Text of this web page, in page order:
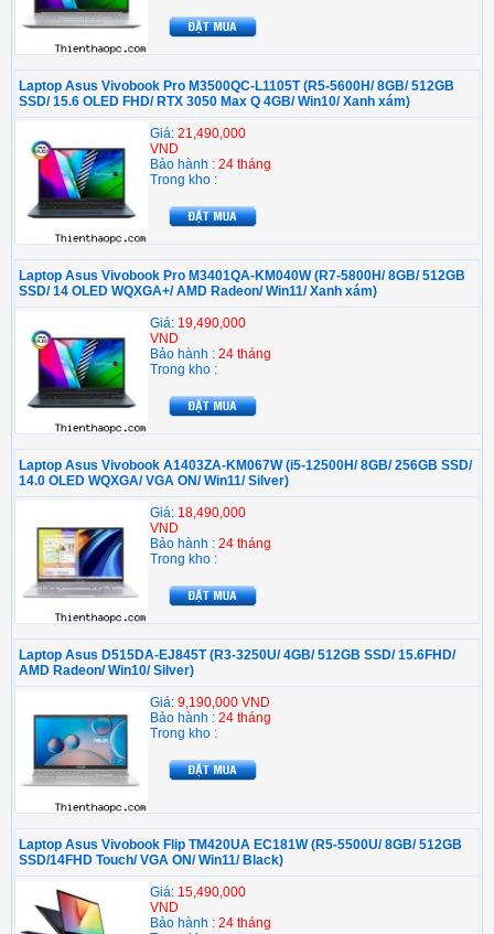
Laptop Asus Vivobook Pro M3500QC-L1105T (R5-5600H/ 8GB/ 512GB
SSD/ 15.6 OLED FHD/ RTX 3050 Max Q 4GB/ Win10/ Xanh xám)
Giá: 21,490,000
VND
Bảo hành : 24 tháng
Trong kho :
Laptop Asus Vivobook Pro M3401QA-KM040W (R7-5800H/ 8GB/ 512GB
SSD/ 14 OLED WQXGA+/ AMD Radeon/ Win11/ Xanh xám)
Giá: 19,490,000
VND
Bảo hành : 24 tháng
Trong kho :
Laptop Asus Vivobook A1403ZA-KM067W (i5-12500H/ 8GB/ 256GB SSD/
14.0 OLED WQXGA/ VGA ON/ Win11/ Silver)
Giá: 18,490,000
VND
Bảo hành : 24 tháng
Trong kho :
Laptop Asus D515DA-EJ845T (R3-3250U/ 4GB/ 512GB SSD/ 15.6FHD/
AMD Radeon/ Win10/ Silver)
Giá: 9,190,000 VND
Bảo hành : 24 tháng
Trong kho :
Laptop Asus Vivobook Flip TM420UA EC181W (R5-5500U/ 8GB/ 512GB
SSD/14FHD Touch/ VGA ON/ Win11/ Black)
Giá: 15,490,000
VND
Bảo hành : 24 tháng